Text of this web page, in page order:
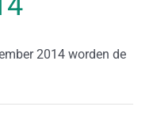
2014 worden de